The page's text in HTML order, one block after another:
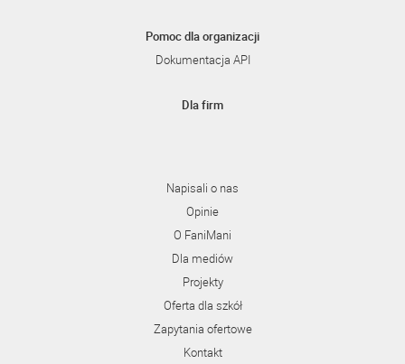
Pomoc dla organizacji
Dokumentacja API
Dla firm
Napisali o nas
Opinie
O FaniMani
Dla mediów
Projekty
Oferta dla szkół
Zapytania ofertowe
Kontakt